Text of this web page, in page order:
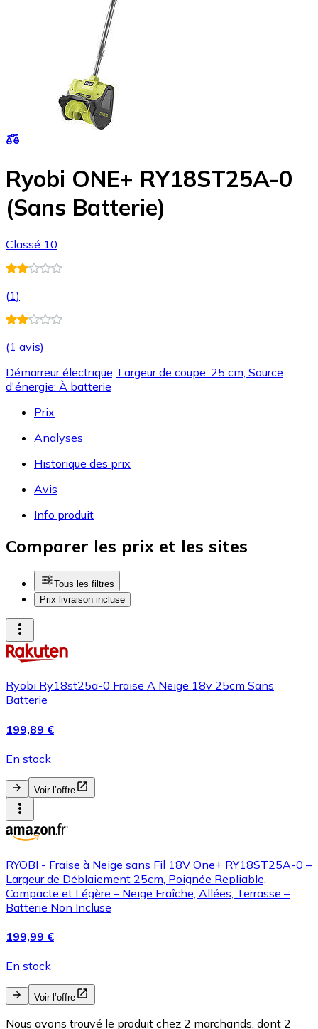
Ryobi ONE+ RY18ST25A-0
(Sans Batterie)
Classé 10
(1)
(1 avis)
Démarreur électrique, Largeur de coupe: 25 cm, Source
d'énergie: À batterie
Prix
Analyses
Historique des prix
Avis
Info produit
Comparer les prix et les sites
Tous les filtres
Prix livraison incluse
Ryobi Ry18st25a-0 Fraise A Neige 18v 25cm Sans
Batterie
199,89 €
En stock
Voir l’offre
RYOBI - Fraise à Neige sans Fil 18V One+ RY18ST25A-0 –
Largeur de Déblaiement 25cm, Poignée Repliable,
Compacte et Légère – Neige Fraîche, Allées, Terrasse –
Batterie Non Incluse
199,99 €
En stock
Voir l’offre
Nous avons trouvé le produit chez 2 marchands, dont 2